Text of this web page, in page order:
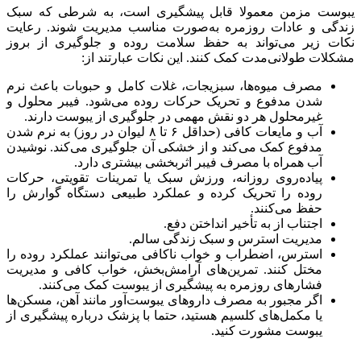
یبوست مزمن معمولا قابل پیشگیری است، به شرطی که سبک
زندگی و عادات روزمره به‌صورت مناسب مدیریت شوند. رعایت
نکات زیر می‌تواند به حفظ سلامت روده و جلوگیری از بروز
مشکلات طولانی‌مدت کمک کنند. این نکات عبارتند از:
مصرف میوه‌ها، سبزیجات، غلات کامل و حبوبات باعث نرم
شدن مدفوع و تحریک حرکات روده می‌شود. فیبر محلول و
غیرمحلول هر دو نقش مهمی در جلوگیری از یبوست دارند.
آب و مایعات کافی (حداقل ۶ تا ۸ لیوان در روز) به نرم شدن
مدفوع کمک می‌کند و از خشکی آن جلوگیری می‌کند. نوشیدن
آب همراه با مصرف فیبر اثربخشی بیشتری دارد.
پیاده‌روی روزانه، ورزش سبک یا تمرینات تقویتی، حرکات
روده را تحریک کرده و عملکرد طبیعی دستگاه گوارش را
حفظ می‌کنند.
اجتناب از به تأخیر انداختن دفع.
مدیریت استرس و سبک زندگی سالم.
استرس، اضطراب و خواب ناکافی می‌توانند عملکرد روده را
مختل کنند. تمرین‌های آرامش‌بخش، خواب کافی و مدیریت
فشارهای روزمره به پیشگیری از یبوست کمک می‌کنند.
اگر مجبور به مصرف داروهای یبوست‌آور مانند آهن، مسکن‌ها
یا مکمل‌های کلسیم هستید، حتما با پزشک درباره پیشگیری از
یبوست مشورت کنید.